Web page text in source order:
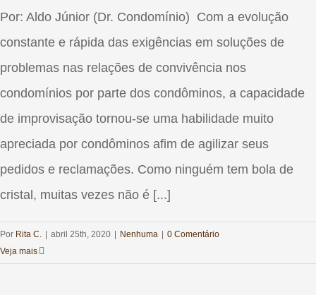
Por: Aldo Júnior (Dr. Condomínio) Com a evolução
constante e rápida das exigências em soluções de
problemas nas relações de convivência nos
condomínios por parte dos condôminos, a capacidade
de improvisação tornou-se uma habilidade muito
apreciada por condôminos afim de agilizar seus
pedidos e reclamações. Como ninguém tem bola de
cristal, muitas vezes não é [...]
Por Rita C. abril 25th, 2020 Nenhuma
0 Comentário
Veja mais